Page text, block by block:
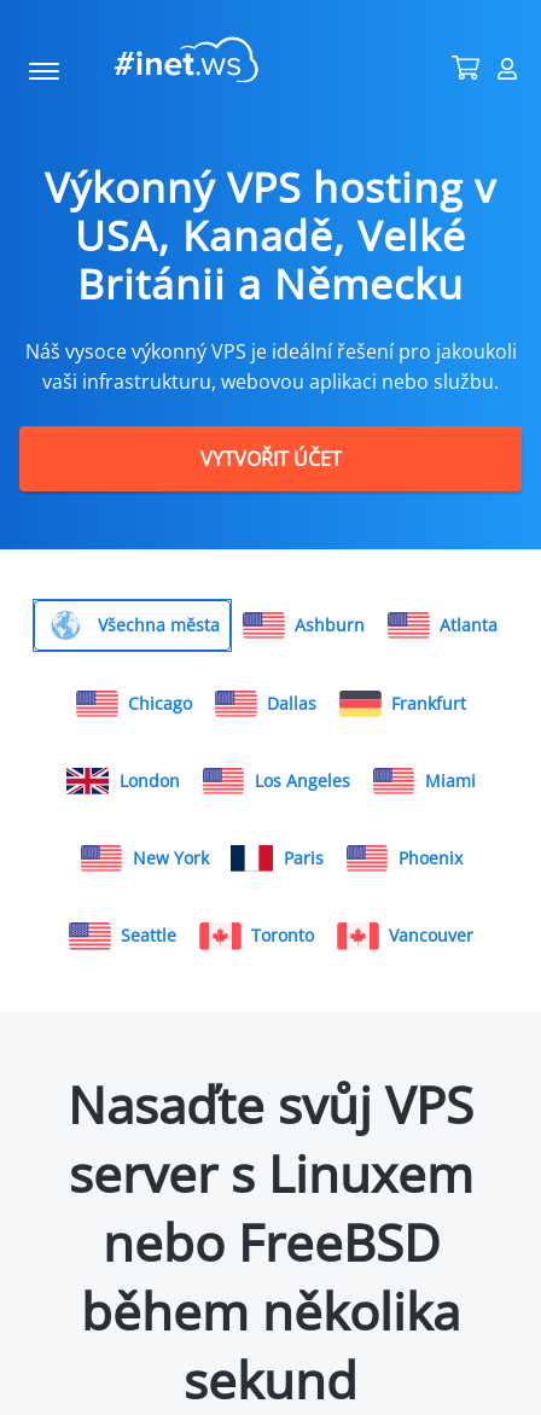
Výkonný VPS hosting v
USA, Kanadě, Velké
Británii a Německu
Náš vysoce výkonný VPS je ideální řešení pro jakoukoli
vaši infrastrukturu, webovou aplikaci nebo službu.
VYTVOŘIT ÚČET
Všechna města Ashburn Atlanta
Chicago Dallas Frankfurt
London Los Angeles Miami
New York Paris Phoenix
Seattle Toronto Vancouver
Nasaďte svůj VPS
server s Linuxem
nebo FreeBSD
během několika
sekund